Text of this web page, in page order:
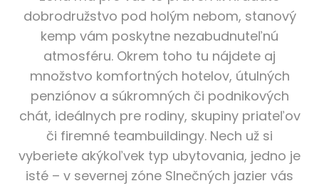
dobrodružstvo pod holým nebom, stanový
kemp vám poskytne nezabudnuteľnú
atmosféru. Okrem toho tu nájdete aj
množstvo komfortných hotelov, útulných
penziónov a súkromných či podnikových
chát, ideálnych pre rodiny, skupiny priateľov
či firemné teambuildingy. Nech už si
vyberiete akýkoľvek typ ubytovania, jedno je
isté – v severnej zóne Slnečných jazier vás